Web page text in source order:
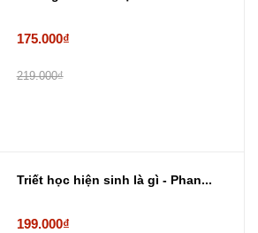
175.000₫
219.000₫
Triết học hiện sinh là gì - Phan...
199.000₫